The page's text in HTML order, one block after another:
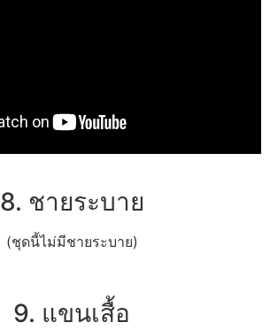
8. ชายระบาย
(ชุดนี้ไม่มีชายระบาย)
9. แขนเสื้อ